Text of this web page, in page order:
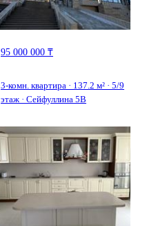
95 000 000 ₸
3-комн. квартира · 137.2 м² · 5/9
этаж · Сейфуллина 5В